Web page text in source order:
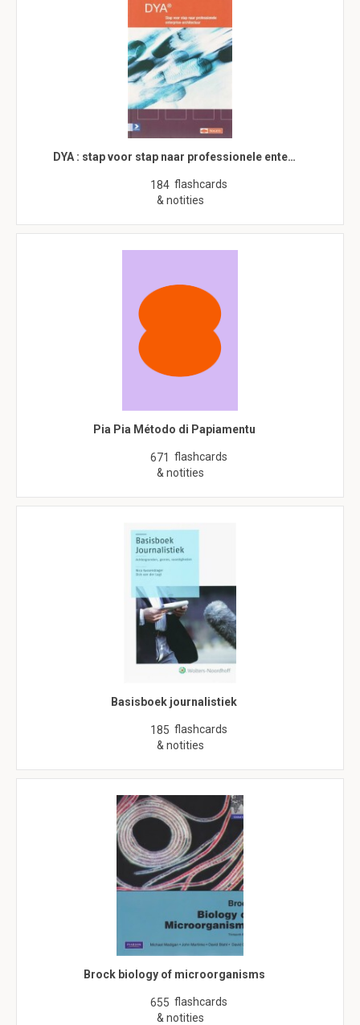
DYA : stap voor stap naar professionele ente…
184 flashcards
& notities
Pia Pia Método di Papiamentu
671 flashcards
& notities
Basisboek journalistiek
185 flashcards
& notities
Brock biology of microorganisms
655 flashcards
& notities